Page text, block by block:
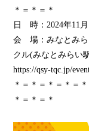
＊＝＊＝＊
日 時：2024年11月
会 場：みなとみら
クル(みなとみらい
https://qsy-tqc.jp/
＊＝＊＝＊＝＊＝
＊＝＊＝＊